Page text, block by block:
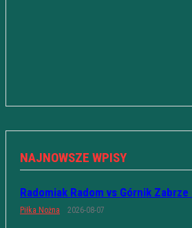
NAJNOWSZE WPISY
Radomiak Radom vs Górnik
Piłka Nożna 2026-08-07